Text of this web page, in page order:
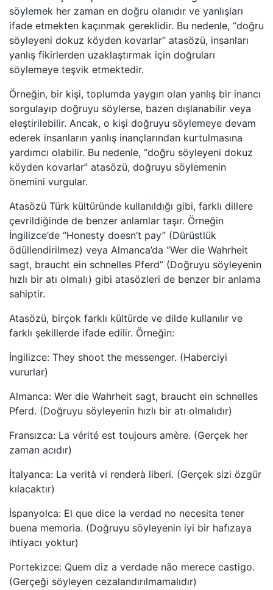
söylemek her zaman en doğru olanıdır ve yanlışları
ifade etmekten kaçınmak gereklidir. Bu nedenle, “doğru
söyleyeni dokuz köyden kovarlar” atasözü, insanları
yanlış fikirlerden uzaklaştırmak için doğruları
söylemeye teşvik etmektedir.
Örneğin, bir kişi, toplumda yaygın olan yanlış bir inancı
sorgulayıp doğruyu söylerse, bazen dışlanabilir veya
eleştirilebilir. Ancak, o kişi doğruyu söylemeye devam
ederek insanların yanlış inançlarından kurtulmasına
yardımcı olabilir. Bu nedenle, “doğru söyleyeni dokuz
köyden kovarlar” atasözü, doğruyu söylemenin
önemini vurgular.
Atasözü Türk kültüründe kullanıldığı gibi, farklı dillere
çevrildiğinde de benzer anlamlar taşır. Örneğin
İngilizce’de “Honesty doesn’t pay” (Dürüstlük
ödüllendirilmez) veya Almanca’da “Wer die Wahrheit
sagt, braucht ein schnelles Pferd” (Doğruyu söyleyenin
hızlı bir atı olmalı) gibi atasözleri de benzer bir anlama
sahiptir.
Atasözü, birçok farklı kültürde ve dilde kullanılır ve
farklı şekillerde ifade edilir. Örneğin:
İngilizce: They shoot the messenger. (Haberciyi
vururlar)
Almanca: Wer die Wahrheit sagt, braucht ein schnelles
Pferd. (Doğruyu söyleyenin hızlı bir atı olmalıdır)
Fransızca: La vérité est toujours amère. (Gerçek her
zaman acıdır)
İtalyanca: La verità vi renderà liberi. (Gerçek sizi özgür
kılacaktır)
İspanyolca: El que dice la verdad no necesita tener
buena memoria. (Doğruyu söyleyenin iyi bir hafızaya
ihtiyacı yoktur)
Portekizce: Quem diz a verdade não merece castigo.
(Gerçeği söyleyen cezalandırılmamalıdır)